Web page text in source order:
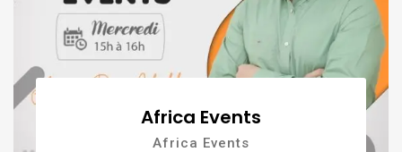
Africa Events
Africa Events